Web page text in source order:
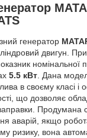
генератор
двигун.
номінальної
5.5 кВт. Дана
в своєму класі
що дозволяє
Продумана
аварій, якщо
ризику, вона